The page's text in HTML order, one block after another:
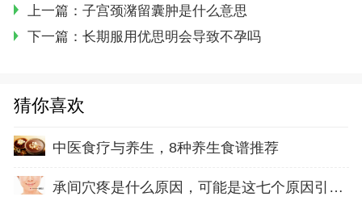
上一篇： 子宫颈潴留囊肿是什么意思
下一篇： 长期服用优思明会导致不孕吗
猜你喜欢
中医食疗与养生，8种养生食谱推荐
承间穴疼是什么原因，可能是这七个原因引起的